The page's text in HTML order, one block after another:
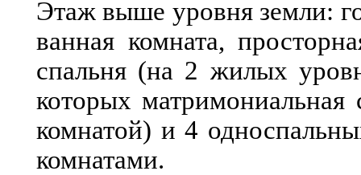
Этаж выше уровня земли:
ванная комната,
спальня (на 2 жилых
которых
комнатой) и 4
комнатами.